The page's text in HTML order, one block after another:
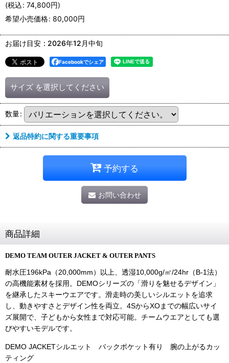
(税込: 74,800円)
希望小売価格: 80,000円
お届け目安 : 2026年12月中旬
Facebookでシェア
サイズ を選択してください
数量:
返品特約に関する重要事項
予約する
お問い合わせ
商品詳細
DEMO TEAM OUTER JACKET & OUTER PANTS
耐水圧196kPa（20,000mm）以上、透湿10,000g/㎡/24hr（B-1法）
の高機能素材を採用。DEMOシリーズの「滑りを魅せるデザイン」
を継承したスキーウエアです。滑走時の美しいシルエットを追求
し、動きやすさとデザイン性を両立。4SからXOまでの幅広いサイ
ズ展開で、子どもから女性まで対応可能。チームウエアとしても選
びやすいモデルです。
DEMO JACKETシルエット バックポケット有り 腕の上がるカッ
ティング